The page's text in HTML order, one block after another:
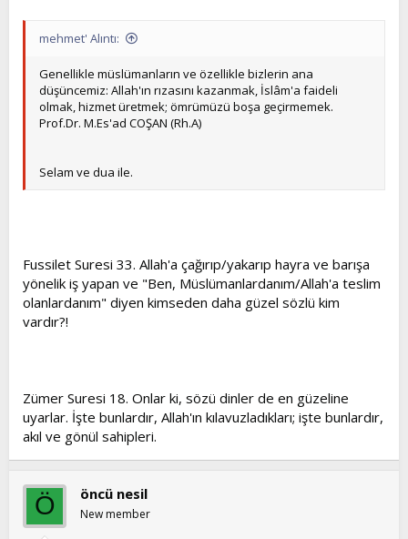
mehmet' Alıntı:
Genellikle müslümanların ve özellikle bizlerin ana
düşüncemiz: Allah'ın rızasını kazanmak, İslâm'a faideli
olmak, hizmet üretmek; ömrümüzü boşa geçirmemek.
Prof.Dr. M.Es'ad COŞAN (Rh.A)
Selam ve dua ile.
Fussilet Suresi 33. Allah'a çağırıp/yakarıp hayra ve barışa
yönelik iş yapan ve "Ben, Müslümanlardanım/Allah'a teslim
olanlardanım" diyen kimseden daha güzel sözlü kim
vardır?!
Zümer Suresi 18. Onlar ki, sözü dinler de en güzeline
uyarlar. İşte bunlardır, Allah'ın kılavuzladıkları; işte bunlardır,
akıl ve gönül sahipleri.
Ö öncü nesil
New member